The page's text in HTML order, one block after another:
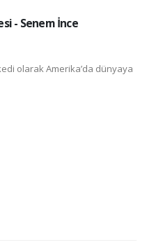
- Senem İnce
olarak Amerika’da dünyaya